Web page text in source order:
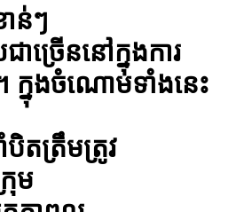
ន់ៗ
ាច្រើននៅក្នុងការ
ក្នុងចំណោមទាំងនេះ
បិតត្រឹមត្រូវ
ម